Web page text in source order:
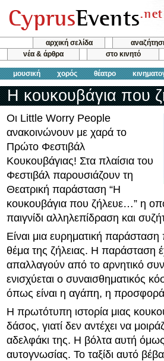
αρχική σελίδα
νέα & άρθρα
στο κινητό
μουσική χορός θέατρο
Η κουκουβάγια που
Οι Little Worry People
ανακοινώνουν με χαρά το
Πρώτο Φεστιβάλ
Κουκουβάγιας! Στα πλαίσια του
Φεστιβάλ παρουσιάζουν τη
Θεατρική παράσταση “H
κουκουβάγια που ζήλευε…” η
παιγνίδι αλληλεπίδραση και
Είναι μια ευρηματική
θέμα της ζήλειας. Η παράσταση
απαλλαγούν από το αρνητικό
ενισχύεται ο συναισθηματικός
όπως είναι η αγάπη, η προσφορά
Η πρωτότυπη ιστορία μιας
δάσος, γιατί δεν αντέχει να
αδελφάκι της. Η βόλτα αυτή όμως
αυτογνωσίας. Το ταξίδι αυτό